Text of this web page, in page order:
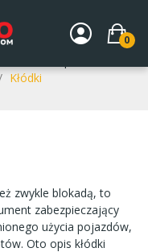
0
Kłódki
zwykle blokadą, to
zabezpieczający
użycia pojazdów,
Oto opis kłódki